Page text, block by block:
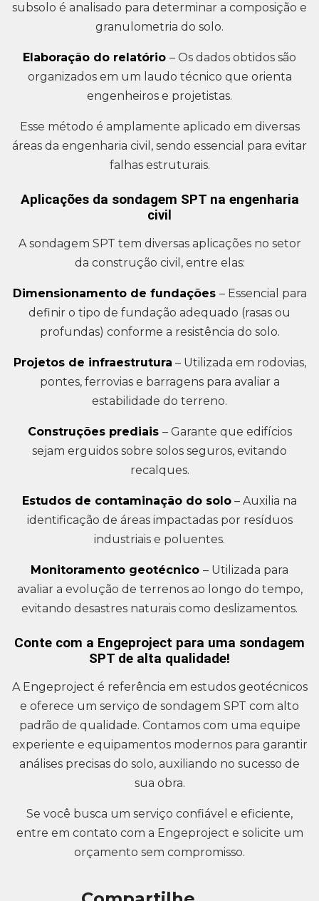
subsolo é analisado para determinar a composição e
granulometria do solo.
Elaboração do relatório – Os dados obtidos são
organizados em um laudo técnico que orienta
engenheiros e projetistas.
Esse método é amplamente aplicado em diversas
áreas da engenharia civil, sendo essencial para evitar
falhas estruturais.
Aplicações da sondagem SPT na engenharia
civil
A sondagem SPT tem diversas aplicações no setor
da construção civil, entre elas:
Dimensionamento de fundações – Essencial para
definir o tipo de fundação adequado (rasas ou
profundas) conforme a resistência do solo.
Projetos de infraestrutura – Utilizada em rodovias,
pontes, ferrovias e barragens para avaliar a
estabilidade do terreno.
Construções prediais – Garante que edifícios
sejam erguidos sobre solos seguros, evitando
recalques.
Estudos de contaminação do solo – Auxilia na
identificação de áreas impactadas por resíduos
industriais e poluentes.
Monitoramento geotécnico – Utilizada para
avaliar a evolução de terrenos ao longo do tempo,
evitando desastres naturais como deslizamentos.
Conte com a Engeproject para uma sondagem
SPT de alta qualidade!
A Engeproject é referência em estudos geotécnicos
e oferece um serviço de sondagem SPT com alto
padrão de qualidade. Contamos com uma equipe
experiente e equipamentos modernos para garantir
análises precisas do solo, auxiliando no sucesso de
sua obra.
Se você busca um serviço confiável e eficiente,
entre em contato com a Engeproject e solicite um
orçamento sem compromisso.